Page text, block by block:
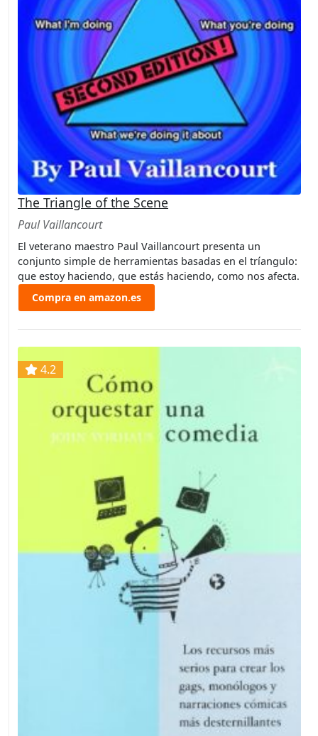
The Triangle of the Scene
Paul Vaillancourt
El veterano maestro Paul Vaillancourt presenta un
conjunto simple de herramientas basadas en el tríangulo:
que estoy haciendo, que estás haciendo, como nos afecta.
Compra en amazon.es
4.2